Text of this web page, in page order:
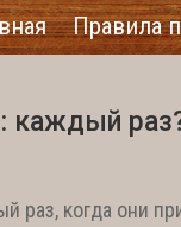
Правила
каждый
раз, когда они